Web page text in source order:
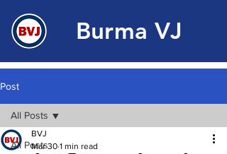
Burma VJ
Post
All Posts
All Posts
BVJ
Mar 30 1 min read